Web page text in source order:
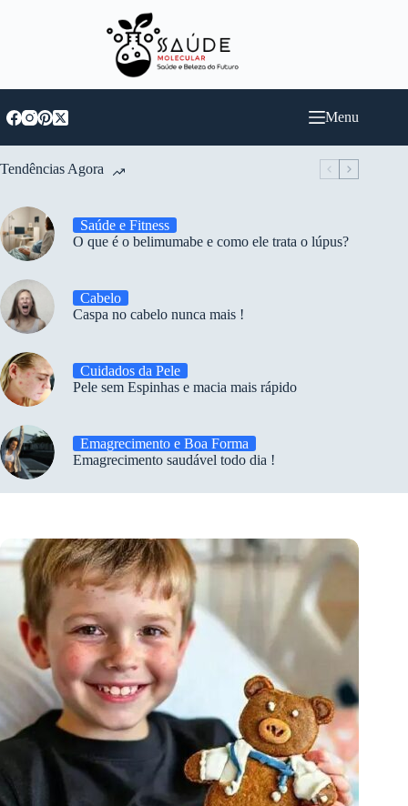
Menu
Tendências Agora
Saúde e Fitness
O que é o belimumabe e como ele trata o lúpus?
Cabelo
Caspa no cabelo nunca mais !
Cuidados da Pele
Pele sem Espinhas e macia mais rápido
Emagrecimento e Boa Forma
Emagrecimento saudável todo dia !